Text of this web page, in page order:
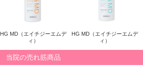
HG MD（エイチジーエムデ
ィ）
HG MD（エイチジーエムデ
ィ）
当院の売れ筋商品